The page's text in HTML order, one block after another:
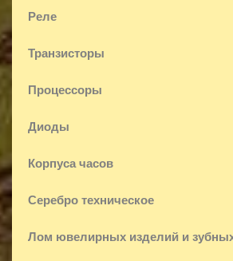
Реле
Транзисторы
Процессоры
Диоды
Корпуса часов
Серебро техническое
Лом ювелирных изделий и